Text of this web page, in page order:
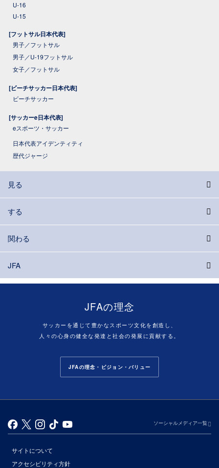
U-16
U-15
[フットサル日本代表]
男子／フットサル
男子／U-19フットサル
女子／フットサル
[ビーチサッカー日本代表]
ビーチサッカー
[サッカーe日本代表]
eスポーツ・サッカー
日本代表アイデンティティ
歴代ジャージ
見る
する
関わる
JFA
JFAの理念
サッカーを通じて豊かなスポーツ文化を創造し、
人々の心身の健全な発達と社会の発展に貢献する。
JFAの理念・ビジョン・バリュー
ソーシャルメディア一覧
サイトについて
アクセシビリティ方針